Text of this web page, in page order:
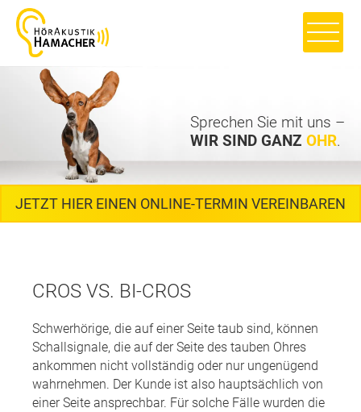
Sprechen Sie mit uns –
WIR SIND GANZ OHR.
JETZT HIER EINEN ONLINE-TERMIN VEREINBAREN
CROS VS. BI-CROS
Schwerhörige, die auf einer Seite taub sind, können
Schallsignale, die auf der Seite des tauben Ohres
ankommen nicht vollständig oder nur ungenügend
wahrnehmen. Der Kunde ist also hauptsächlich von
einer Seite ansprechbar. Für solche Fälle wurden die